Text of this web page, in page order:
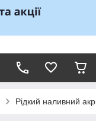
Рідкий наливний